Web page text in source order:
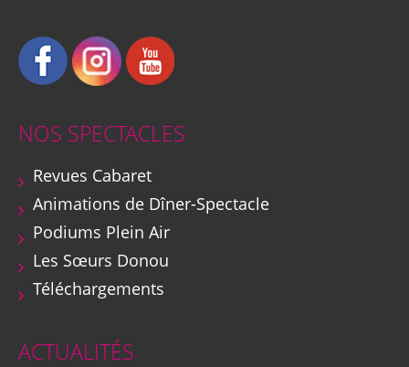
NOS SPECTACLES
Revues Cabaret
Animations de Dîner-Spectacle
Podiums Plein Air
Les Sœurs Donou
Téléchargements
ACTUALITÉS